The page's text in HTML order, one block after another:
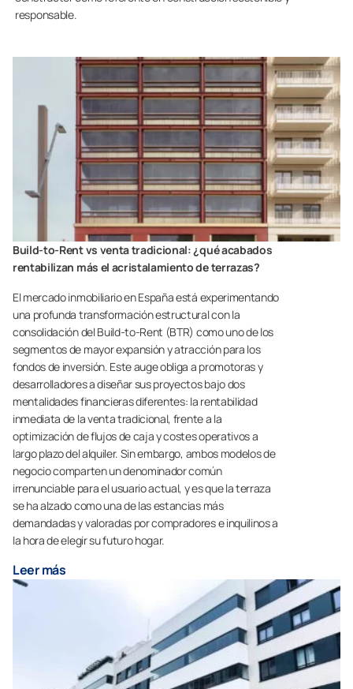
responsable.
Build-to-Rent vs venta tradicional: ¿qué acabados
rentabilizan más el acristalamiento de terrazas?
El mercado inmobiliario en España está experimentando
una profunda transformación estructural con la
consolidación del Build-to-Rent (BTR) como uno de los
segmentos de mayor expansión y atracción para los
fondos de inversión. Este auge obliga a promotoras y
desarrolladores a diseñar sus proyectos bajo dos
mentalidades financieras diferentes: la rentabilidad
inmediata de la venta tradicional, frente a la
optimización de flujos de caja y costes operativos a
largo plazo del alquiler. Sin embargo, ambos modelos de
negocio comparten un denominador común
irrenunciable para el usuario actual, y es que la terraza
se ha alzado como una de las estancias más
demandadas y valoradas por compradores e inquilinos a
la hora de elegir su futuro hogar.
Leer más